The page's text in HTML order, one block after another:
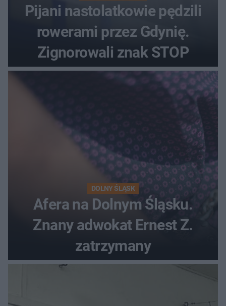
Pijani nastolatkowie pędzili
rowerami przez Gdynię.
Zignorowali znak STOP
DOLNY ŚLĄSK
Afera na Dolnym Śląsku.
Znany adwokat Ernest Z.
zatrzymany